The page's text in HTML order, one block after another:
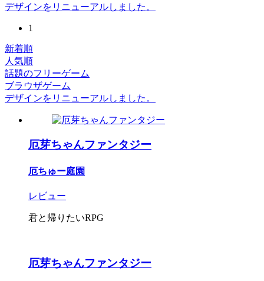
デザインをリニューアルしました。
1
新着順
人気順
話題のフリーゲーム
ブラウザゲーム
デザインをリニューアルしました。
厄芽ちゃんファンタジー
厄ちゅー庭園
レビュー
君と帰りたいRPG
厄芽ちゃんファンタジー